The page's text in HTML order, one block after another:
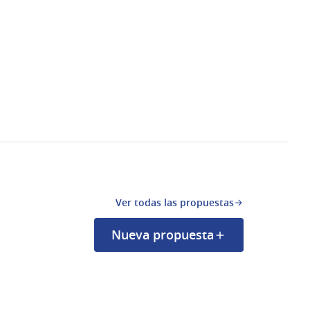
Ver todas las propuestas
Nueva propuesta